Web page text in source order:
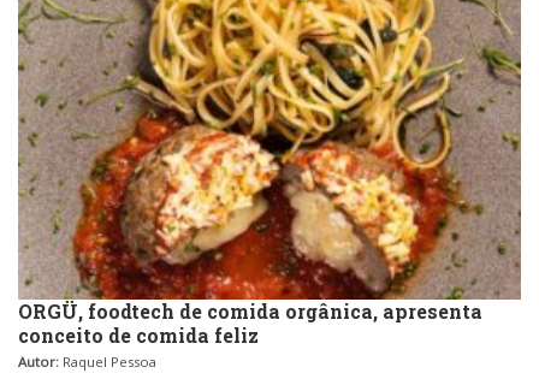
ORGÜ, foodtech de comida orgânica, apresenta
conceito de comida feliz
Autor: Raquel Pessoa